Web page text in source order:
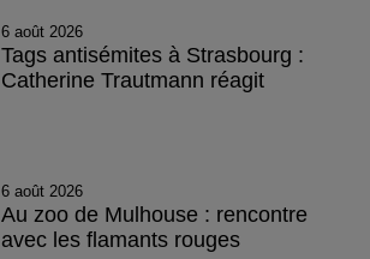
6 août 2026
Tags antisémites à Strasbourg :
Catherine Trautmann réagit
6 août 2026
Au zoo de Mulhouse : rencontre
avec les flamants rouges